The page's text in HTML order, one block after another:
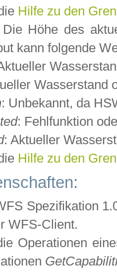
Hilfe zu den
Höhe des
kann folgende
Wasserstand
: Unbekannt, da
: Fehlfunktion
: Aktueller
Hilfe zu den
Spezifikation
WFS-Client.
Operationen